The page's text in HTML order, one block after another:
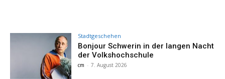
Stadtgeschehen
Bonjour Schwerin in der langen Nacht
der Volkshochschule
cm - 7. August 2026